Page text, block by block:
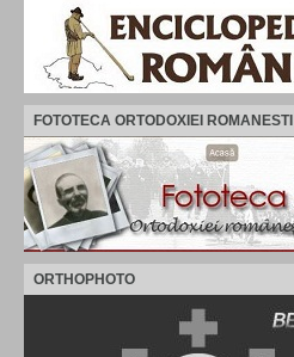
FOTOTECA ORTODOXIEI ROMANESTI
ORTHOPHOTO